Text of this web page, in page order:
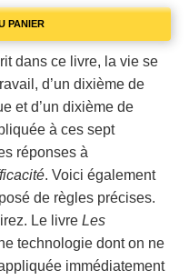
PANIER
dans ce livre, la vie se
d’un dixième de
et d’un dixième de
à ces sept
réponses à
. Voici également
de règles précises.
Le livre Les
technologie dont on ne
immédiatement